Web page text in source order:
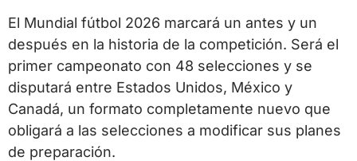
El Mundial fútbol 2026 marcará un antes y un
después en la historia de la competición. Será el
primer campeonato con 48 selecciones y se
disputará entre Estados Unidos, México y
Canadá, un formato completamente nuevo que
obligará a las selecciones a modificar sus planes
de preparación.